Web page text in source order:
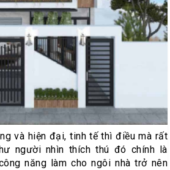
và hiện đại, tinh tế thì điều mà rất
người nhìn thích thú đó chính là
năng làm cho ngôi nhà trở nên